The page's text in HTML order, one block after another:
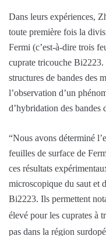
Dans leurs expériences,
toute première fois la
Fermi (c’est-à-dire trois
cuprate tricouche Bi2223.
structures de bandes des
l’observation d’un
d’hybridation des bandes
“Nous avons déterminé
feuilles de surface de
ces résultats
microscopique du saut et
Bi2223. Ils permettent
élevé pour les cuprates à
pas dans la région